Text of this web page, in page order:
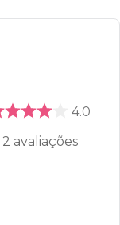
4.0
2 avaliações